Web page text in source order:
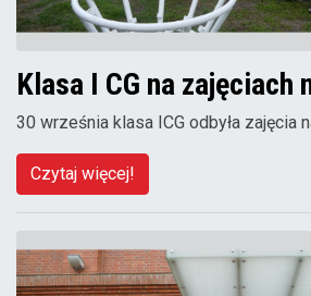
Klasa I CG na zajęciach
30 września klasa ICG odbyła zajęcia
Czytaj więcej!